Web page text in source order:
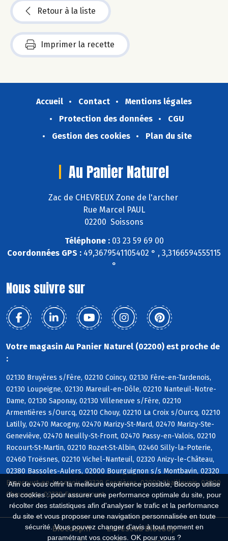
Afin de vous offrir la meilleure expérience possible, Biocoop utilise
des cookies : pour assurer une performance optimale du site, pour
récolter des statistiques afin d'analyser le trafic et la performance
du site et vous proposer une navigation personnalisée en toute
sécurité. Vous pouvez changer d'avis à tout moment en
paramétrant vos cookies. OK pour vous ?
Retour à la liste
Imprimer la recette
Accueil Contact
Mentions légales
Protection des données
CGU
Gestion des cookies
Plan du site
Au Panier Naturel
Zac de CHEVREUX Zone de l'archer
Rue Marcel PAUL
02200 Soissons
Téléphone :03 23 59 69 00
Coordonnées GPS : 49,3679541105402 ° , 3,3166594555115
°
Nous suivre sur
Votre magasin Au Panier Naturel (02200) est proche de
:
02130 Bruyères s/Fère, 02210 Coincy, 02130 Fère-en-Tardenois,
02130 Loupeigne, 02130 Mareuil-en-Dôle, 02210 Nanteuil-Notre-
Dame, 02130 Saponay, 02130 Villeneuve s/Fère, 02210
Armentières s/Ourcq, 02210 Chouy, 02210 La Croix s/Ourcq, 02210
Latilly, 02470 Macogny, 02470 Marizy-St-Mard, 02470 Marizy-Ste-
Geneviève, 02470 Neuilly-St-Front, 02470 Passy-en-Valois, 02210
Rocourt-St-Martin, 02210 Rozet-St-Albin, 02460 Silly-la-Poterie,
02460 Troësnes, 02210 Vichel-Nanteuil, 02320 Anizy-le-Château,
02380 Bassoles-Aulers, 02000 Bourguignon s/s Montbavin, 02320
Brancourt-en-Laonnois, 02320 Cessières, 02000 Chaillevois, 02000
Chevregny, 02320 Faucoucourt
Biocoop.fr
Le réseau Biocoop